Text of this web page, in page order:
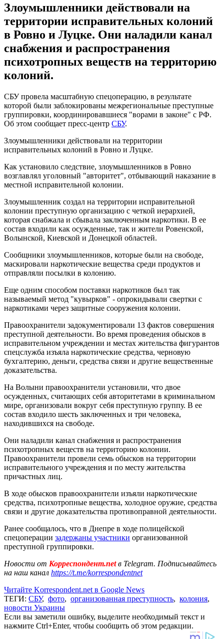
Злоумышленники действовали на
территории исправительных колоний
в Ровно и Луцке. Они наладили канал
снабжения и распространения
психотропных веществ на территорию
колоний.
СБУ провела масштабную спецоперацию, в результате
которой были заблокированы межрегиональные преступные
группировки, координировавшиеся "ворами в законе" с РФ.
Об этом сообщает пресс-центр СБУ.
Злоумышленники действовали на территории
исправительных колоний в Ровно и Луцке.
Как установило следствие, злоумышленников в Ровно
возглавлял уголовный "авторитет", отбывающий наказание в
местной исправительной колонии.
Злоумышленник создал на территории исправительной
колонии преступную организацию с четкой иерархией,
которая снабжала и сбывала заключенным наркотики. В ее
состав входили как осужденные, так и жители Ровенской,
Волынской, Киевской и Донецкой областей.
Сообщники злоумышленников, которые были на свободе,
маскировали наркотические вещества среди продуктов и
отправляли посылки в колонию.
Еще одним способом поставки наркотиков был так
называемый метод "кувырков" - опрокидывали свертки с
наркотиками через защитные сооружения колонии.
Правоохранители задокументировали 13 фактов совершения
преступной деятельности. Во время проведения обысков в
исправительном учреждении и местах жительства фигурантов
спецслужба изъяла наркотические средства, черновую
бухгалтерию, деньги, средства связи и другие вещественные
доказательства.
На Волыни правоохранители установили, что двое
осужденных, считающих себя авторитетами в криминальном
мире, организовали вокруг себя преступную группу. В ее
состав входило шесть заключенных и три человека,
находившихся на свободе.
Они наладили канал снабжения и распространения
психотропных веществ на территорию колонии.
Правоохранители провели семь обысков на территории
исправительного учреждения и по месту жительства
причастных лиц.
В ходе обысков правоохранители изъяли наркотические
средства, психотропные вещества, холодное оружие, средства
связи и другие доказательства противоправной деятельности.
Ранее сообщалось, что в Днепре в ходе полицейской
спецоперации задержаны участники организованной
преступной группировки.
Новости от Корреспондент.netв Telegram. Подписывайтесь
на наш канал https://t.me/korrespondentnet
Читайте Korrespondent.net в Google News
ТЕГИ: СБУ, фото, организованная преступность, колония,
новости Украины
Если вы заметили ошибку, выделите необходимый текст и
нажмите Ctrl+Enter, чтобы сообщить об этом редакции.